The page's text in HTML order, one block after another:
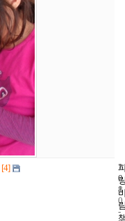
[4]
1
0
8
2
0
1
0
-